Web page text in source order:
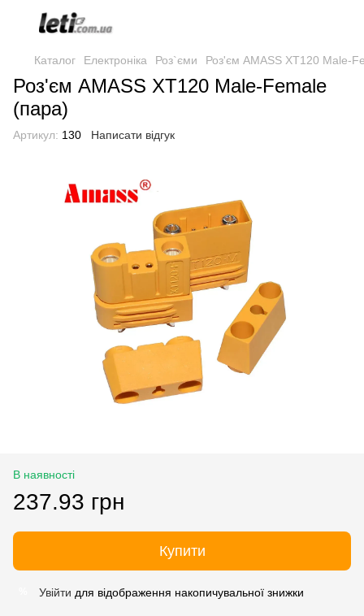
Каталог Електроніка Роз`єми Роз'єм AMASS XT120 Male-
Роз'єм AMASS XT120 Male-Female
(пара)
Артикул: 130 Написати відгук
В наявності
237.93 грн
Купити
Увійти для відображення накопичувальної знижки